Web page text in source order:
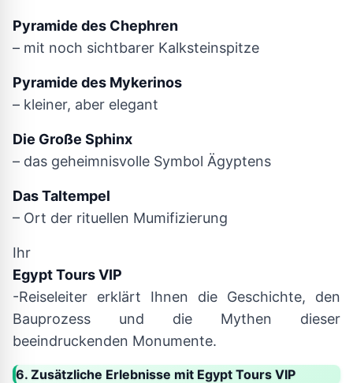
Pyramide des Chephren
– mit noch sichtbarer Kalksteinspitze
Pyramide des Mykerinos
– kleiner, aber elegant
Die Große Sphinx
– das geheimnisvolle Symbol Ägyptens
Das Taltempel
– Ort der rituellen Mumifizierung
Ihr
Egypt Tours VIP
-Reiseleiter erklärt Ihnen die Geschichte, den
Bauprozess und die Mythen dieser
beeindruckenden Monumente.
6. Zusätzliche Erlebnisse mit Egypt Tours VIP